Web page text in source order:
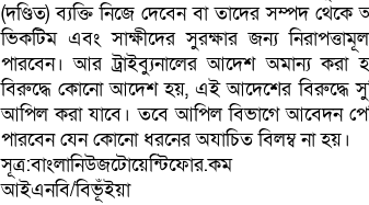
(দণ্ডিত) ব্যক্তি নিজে দেবেন বা তাদের সম্পদ থেকে
ভিকটিম এবং সাক্ষীদের সুরক্ষার জন্য
পারবেন। আর ট্রাইব্যুনালের আদেশ অমান্য
বিরুদ্ধে কোনো আদেশ হয়, এই আদেশের বিরুদ্ধে
আপিল করা যাবে। তবে আপিল বিভাগে আবেদন
পারবেন যেন কোনো ধরনের অযাচিত বিলম্ব না হয়।
সূত্র:বাংলানিউজটোয়েন্টিফোর.কম
আইএনবি/বিভূঁইয়া